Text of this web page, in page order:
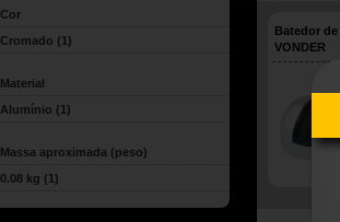
Cor
Cromado (1)
Material
Alumínio (1)
Massa aproximada (peso)
0.08 kg (1)
Batedor
VONDER